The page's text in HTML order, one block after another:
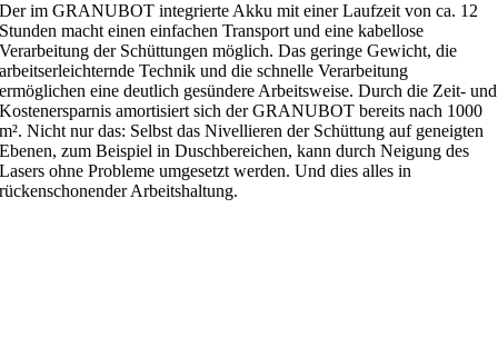
Der im GRANUBOT integrierte Akku mit einer Laufzeit von ca. 12
Stunden macht einen einfachen Transport und eine kabellose
Verarbeitung der Schüttungen möglich. Das geringe Gewicht, die
arbeitserleichternde Technik und die schnelle Verarbeitung
ermöglichen eine deutlich gesündere Arbeitsweise. Durch die Zeit- und
Kostenersparnis amortisiert sich der GRANUBOT bereits nach 1000
m². Nicht nur das: Selbst das Nivellieren der Schüttung auf geneigten
Ebenen, zum Beispiel in Duschbereichen, kann durch Neigung des
Lasers ohne Probleme umgesetzt werden. Und dies alles in
rückenschonender Arbeitshaltung.